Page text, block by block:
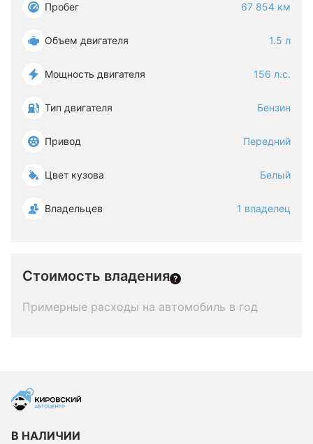
Пробег 67 854 км
Объем двигателя 1.5 л
Мощность двигателя 156 л.с.
Тип двигателя Бензин
Привод Передний
Цвет кузова Белый
Владельцев 1 владелец
Стоимость владения
Примерные расходы на автомобиль в год
В НАЛИЧИИ